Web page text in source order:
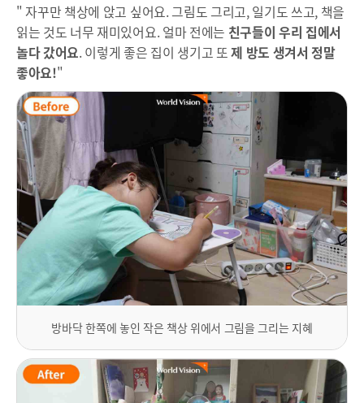
" 자꾸만 책상에 앉고 싶어요. 그림도 그리고, 일기도 쓰고, 책을
읽는 것도 너무 재미있어요. 얼마 전에는 친구들이 우리 집에서
놀다 갔어요. 이렇게 좋은 집이 생기고 또제 방도 생겨서 정말
좋아요!"
방바닥 한쪽에 놓인 작은 책상 위에서 그림을 그리는 지혜